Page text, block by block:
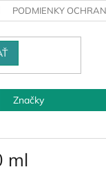
PODMIENKY
Značky
ml